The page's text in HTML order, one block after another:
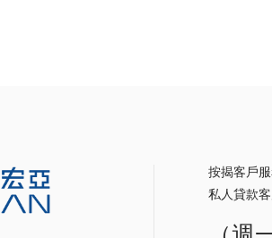
按揭客戶
私人貸款